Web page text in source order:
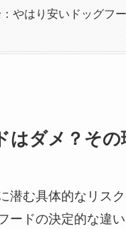
やはり安いドッグフ
はダメ？そ
潜む具体的なリスク
ードの決定的な違い